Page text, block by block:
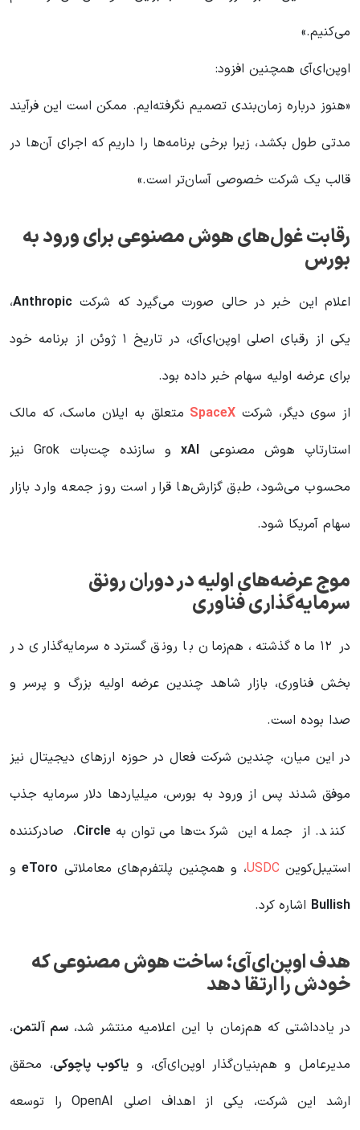
می‌کنیم.»
اوپن‌ای‌آی همچنین افزود:
«هنوز درباره زمان‌بندی تصمیم نگرفته‌ایم. ممکن است این فرآیند
مدتی طول بکشد، زیرا برخی برنامه‌ها را داریم که اجرای آن‌ها در
قالب یک شرکت خصوصی آسان‌تر است.»
رقابت غول‌های هوش مصنوعی برای ورود به
بورس
اعلام این خبر در حالی صورت می‌گیرد که شرکت Anthropic،
یکی از رقبای اصلی اوپن‌ای‌آی، در تاریخ ۱ ژوئن از برنامه خود
برای عرضه اولیه سهام خبر داده بود.
از سوی دیگر، شرکت SpaceX متعلق به ایلان ماسک، که مالک
استارتاپ هوش مصنوعی xAI
و سازنده چت‌بات Grok نیز
محسوب می‌شود، طبق گزارش‌ها قرار است روز جمعه وارد بازار
سهام آمریکا شود.
موج عرضه‌های اولیه در دوران رونق
سرمایه‌گذاری فناوری
در ۱۲ ماه گذشته، هم‌زمان با رونق گسترده سرمایه‌گذاری در
بخش فناوری، بازار شاهد چندین عرضه اولیه بزرگ و پرسر و
صدا بوده است.
در این میان، چندین شرکت فعال در حوزه ارزهای دیجیتال نیز
موفق شدند پس از ورود به بورس، میلیاردها دلار سرمایه جذب
کنند. از جمله این شرکت‌ها می‌توان بهCircle، صادرکننده
استیبل‌کوینUSDC، و همچنین پلتفرم‌های معاملاتی eToroو
Bullish اشاره کرد.
هدف اوپن‌ای‌آی؛ ساخت هوش مصنوعی که
خودش را ارتقا دهد
در یادداشتی که هم‌زمان با این اعلامیه منتشر شد،سم آلتمن،
مدیرعامل و هم‌بنیان‌گذار اوپن‌ای‌آی، و یاکوب پاچوکی، محقق
ارشد این شرکت، یکی از اهداف اصلی OpenAI را توسعه